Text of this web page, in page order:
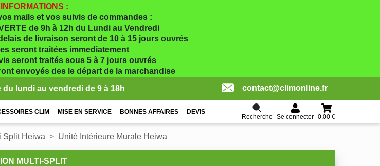
INFORMATIONS :
mails et vos suivis de commandes :
de 9h à 12h du Lundi au Vendredi
de livraison seront de 10 à 15 jours ouvrés
seront traitées immediatement
seront traités sous 5 à 7 jours ouvrés
envoyés des le départ de la marchandise
du lundi au vendredi de 9 à 18h contact@climonline.fr
CLIM MISE EN SERVICE BONNES AFFAIRES DEVIS
Recherche Se connecter 0,00 €
Split Heiwa Unité Intérieure Murale Heiwa
MULTI-SPLIT